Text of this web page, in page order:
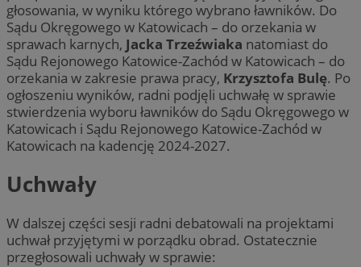
głosowania, w wyniku którego wybrano ławników. Do
Sądu Okręgowego w Katowicach – do orzekania w
sprawach karnych, Jacka Trzeźwiaka natomiast do
Sądu Rejonowego Katowice-Zachód w Katowicach – do
orzekania w zakresie prawa pracy, Krzysztofa Bulę. Po
ogłoszeniu wyników, radni podjęli uchwałę w sprawie
stwierdzenia wyboru ławników do Sądu Okręgowego w
Katowicach i Sądu Rejonowego Katowice-Zachód w
Katowicach na kadencję 2024-2027.
Uchwały
W dalszej części sesji radni debatowali na projektami
uchwał przyjętymi w porządku obrad. Ostatecznie
przegłosowali uchwały w sprawie: